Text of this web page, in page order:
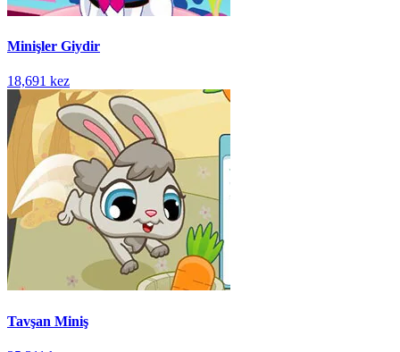
Minişler Giydir
18,691 kez
Tavşan Miniş